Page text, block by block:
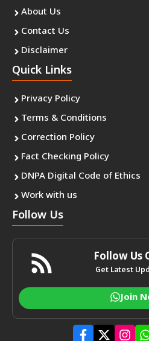
About Us
Contact Us
Disclaimer
Quick Links
Privacy Policy
Terms & Conditions
Correction Policy
Fact Checking Policy
DNPA Digital Code of Ethics
Work with us
Follow Us
Follow Us
Get Latest
Join